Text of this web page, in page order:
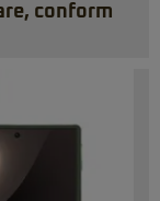
conform